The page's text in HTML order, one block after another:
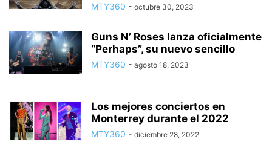
MTY360 - octubre 30, 2023
Guns N’ Roses lanza oficialmente
“Perhaps”, su nuevo sencillo
MTY360 - agosto 18, 2023
Los mejores conciertos en
Monterrey durante el 2022
MTY360 - diciembre 28, 2022